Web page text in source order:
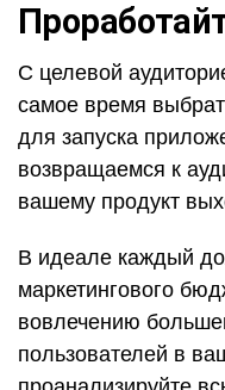
С целевой
самое время
для запуска
возвращаемся к
вашему продукт
В идеале каждый
маркетингового
вовлечению
пользователей в